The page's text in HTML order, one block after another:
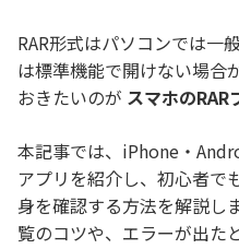
RAR形式はパソコンでは一
は標準機能で開けない場合
おきたいのが スマホのRAR
本記事では、iPhone・
アプリを紹介し、初心者で
身を確認する方法を解説し
覧のコツや、エラーが出た